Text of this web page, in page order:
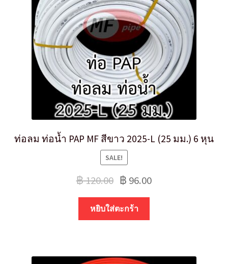
ท่อลม ท่อน้ำ PAP MF สีขาว 2025-L (25 มม.) 6 หุน
SALE!
฿120.00 ฿ 96.00
หยิบใส่ตะกร้า